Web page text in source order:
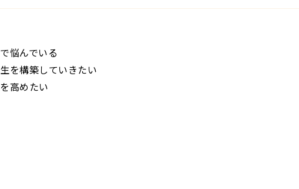
悩んでいる
を構築していきたい
高めたい